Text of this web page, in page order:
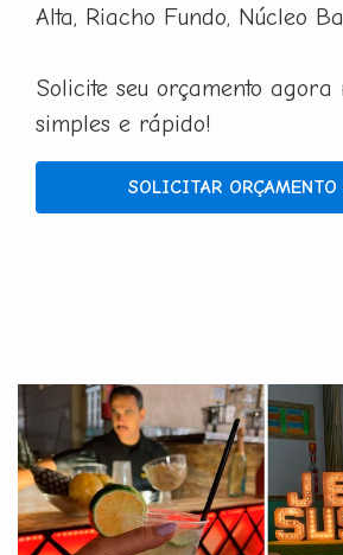
Alta, Riacho Fundo, Núcleo
Solicite seu orçamento agora
simples e rápido!
SOLICITAR ORÇAMENTO